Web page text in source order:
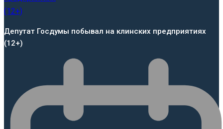
Депутат Госдумы побывал на клинских предприятиях
(12+)